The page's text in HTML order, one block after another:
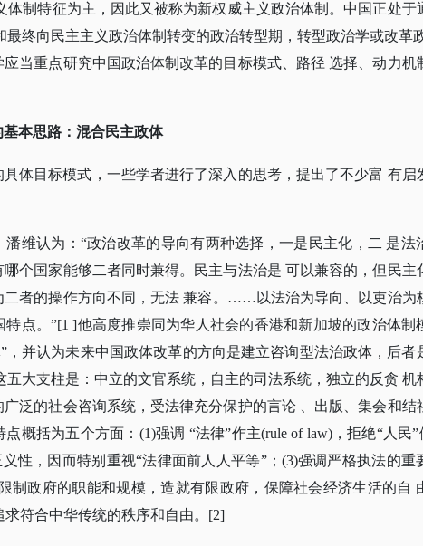
体制特征为主，因此又被称为新权威主义政治体制。中国正处于
最终向民主主义政治体制转变的政治转型期，转型政治学或改革
当重点研究中国政治体制改革的目标模式、路径 选择、动力机
本思路：混合民主政体
体目标模式，一些学者进行了深入的思考，提出了不少富 有启
维认为： “政治改革的导向有两种选择，一是民主化，二 是法
个国家能够二者同时兼得。民主与法治是 可以兼容的，但民主
二者的操作方向不同，无法 兼容。……以法治为导向、以吏治为
点。”[1 ]他高度推崇同为华人社会的香港和新加坡的政治体制
，并认为未来中国政体改革的方向是建立咨询型法治政体，后者
五大支柱是：中立的文官系统，自主的司法系统，独立的反贪 机
泛的社会咨询系统，受法律充分保护的言论 、出版、集会和结
概括为五个方面：(1)强调 “法律”作主(rule of law)，拒绝“人民”
义性，因而特别重视“法律面前人人平等”；(3)强调严格执法的重
制政府的职能和规模，造就有限政府，保障社会经济生活的自
符合中华传统的秩序和自由。[2]